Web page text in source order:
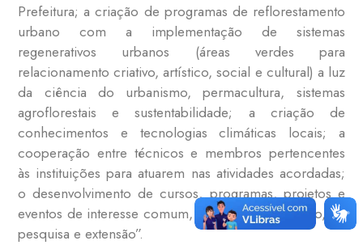
Prefeitura; a criação de programas de reflorestamento
urbano com a implementação de sistemas
regenerativos urbanos (áreas verdes para
relacionamento criativo, artístico, social e cultural) a luz
da ciência do urbanismo, permacultura, sistemas
agroflorestais e sustentabilidade; a criação de
conhecimentos e tecnologias climáticas locais; a
cooperação entre técnicos e membros pertencentes
às instituições para atuarem nas atividades acordadas;
o desenvolvimento de cursos, programas, projetos e
eventos de interesse comum, no campo do ensino, da
pesquisa e extensão”.